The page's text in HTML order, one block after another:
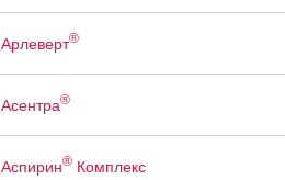
Арлеверт®
Асентра®
Аспирин®Комплекс